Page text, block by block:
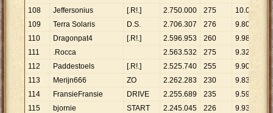
108
Jeffersonius [.R!.] 2.750.000 275 10.000
109
Terra Solaris D.S. 2.706.307 276 9.805
110
Dragonpat4 [.R!.] 2.596.953 260 9.988
111
.Rocca 2.563.532 275 9.322
112
Paddestoels [.R!.] 2.525.740 255 9.905
113
Merijn666 ZO 2.262.283 230 9.836
114
FransieFransie DRIVE 2.255.689 235 9.599
115
bjornie START 2.245.045 226 9.934